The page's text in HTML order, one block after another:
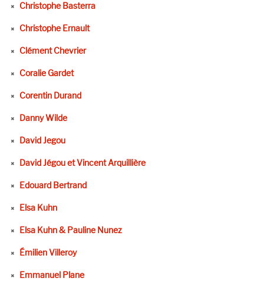
Christophe Basterra
Christophe Ernault
Clément Chevrier
Coralie Gardet
Corentin Durand
Danny Wilde
David Jegou
David Jégou et Vincent Arquillière
Edouard Bertrand
Elsa Kuhn
Elsa Kuhn & Pauline Nunez
Émilien Villeroy
Emmanuel Plane